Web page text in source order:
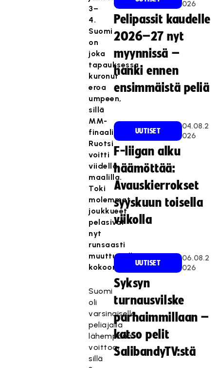
3–
4.
Suomi
on
joka
tapauksessa
kuronut
eroa
umpeen,
sillä
MM-
finaalin
Ruotsi
voitti
viidellä
maalilla.
Toki
molemmat
joukkueet
pelasivat
nyt
runsaasti
muuttuneilla
kokoonpanoilla.
Suomi
oli
varsinaisella
peliajalla
lähempänä
voittoa,
sillä
026
Pelipassit kaudelle
2026–27 nyt
myynnissä –
hanki ennen
ensimmäistä peliä
UUTISET
04.08.2
026
F-liigan alku
häämöttää:
Avauskierrokset
syyskuun toisella
viikolla
UUTISET
06.08.2
026
Syksyn
turnausvilske
parhaimmillaan –
katso pelit
SalibandyTV:stä